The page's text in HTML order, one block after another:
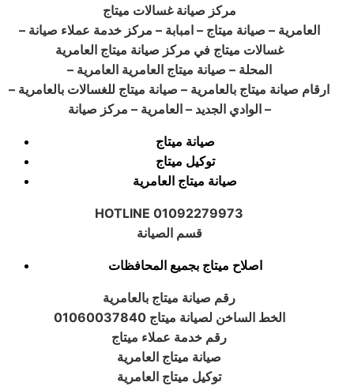
مركز صيانة غسالات ميتاج
– العامرية – صيانة ميتاج – امبابة – مركز خدمة عملاء صيانة
غسالات ميتاج في مركز صيانة ميتاج العامرية
– المحلة – صيانة ميتاج العامرية العامرية
– ارقام صيانة ميتاج بالعامرية – صيانة ميتاج للغسالات بالعامرية
– الوادي الجديد – العامرية – مركز صيانة
صيانة ميتاج
توكيل ميتاج
صيانة ميتاج العامرية
HOTLINE 01092279973
قسم الصيانة
اصلاح ميتاج بجميع المحافظات
رقم صيانة ميتاج بالعامرية
الخط الساخن لصيانة ميتاج 01060037840
رقم خدمة عملاء ميتاج
صيانة ميتاج العامرية
توكيل ميتاج العامرية